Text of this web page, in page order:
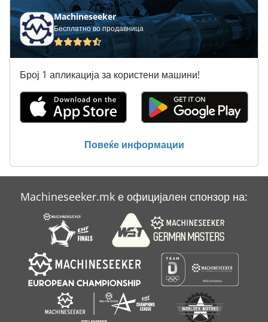
Ermak
Geka
Kapema
Kellenberger
Kovosvit
Maka Cnc
Nimak
Капак Машина
Machineseeker
Бесплатно во продавница
Број 1 апликација за користени машини!
Повеќе информации
Machineseeker.mk е официјален спонзор на: